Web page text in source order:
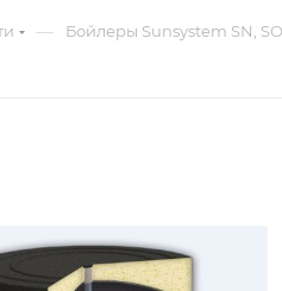
— Бойлеры Sunsystem SN,